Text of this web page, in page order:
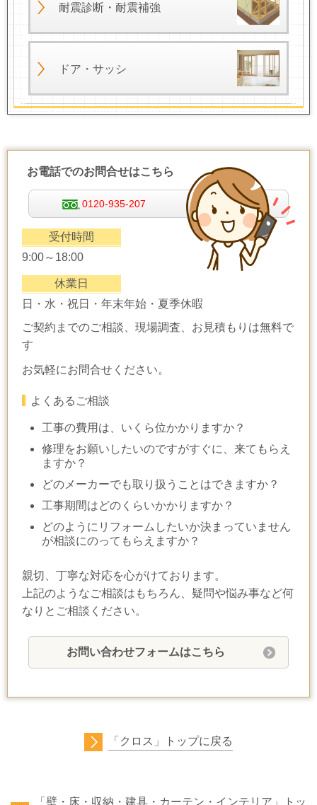
耐震診断・耐震補強
ドア・サッシ
お電話でのお問合せはこちら
0120-935-207
受付時間
9:00～18:00
休業日
日・水・祝日・年末年始・夏季休暇
ご契約までのご相談、現場調査、お見積もりは無料で
す
お気軽にお問合せください。
よくあるご相談
工事の費用は、いくら位かかりますか？
修理をお願いしたいのですがすぐに、来てもらえ
ますか？
どのメーカーでも取り扱うことはできますか？
工事期間はどのくらいかかりますか？
どのようにリフォームしたいか決まっていません
が相談にのってもらえますか？
親切、丁寧な対応を心がけております。
上記のようなご相談はもちろん、疑問や悩み事など何
なりとご相談ください。
お問い合わせフォームはこちら
「クロス」トップに戻る
「壁・床・収納・建具・カーテン・インテリア」トッ